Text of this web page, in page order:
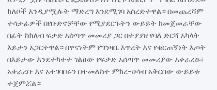
ክለቦች እንዲያሟሉት ማድረግ እንደሚገባ አስረድተዋል። በመጨረሻም
ተሳታፊዎች በየቡድኖቻቸው የሚያደርጉትን ውይይት ከመጀመራቸው
በፊት ከክለብ ፍቃድ አሰጣጥ መመሪያ ጋር በተያያዘ የባለ ድርሻ አካላት
እይታን አጋርተዋል። በዋናነትም የግንዛቤ እጥረት እና የቁርጠኝነት እጦት
በእይታው እንደተካተተ ገልፀው የፍቃድ አሰጣጥ መመሪያው አቀራረፁ፣
አቀራረቡ እና አተገባበሩን በተመለከተ ምክረ-ሀሳብ አቅርበው ውይይቱ
ተጀምሯል።